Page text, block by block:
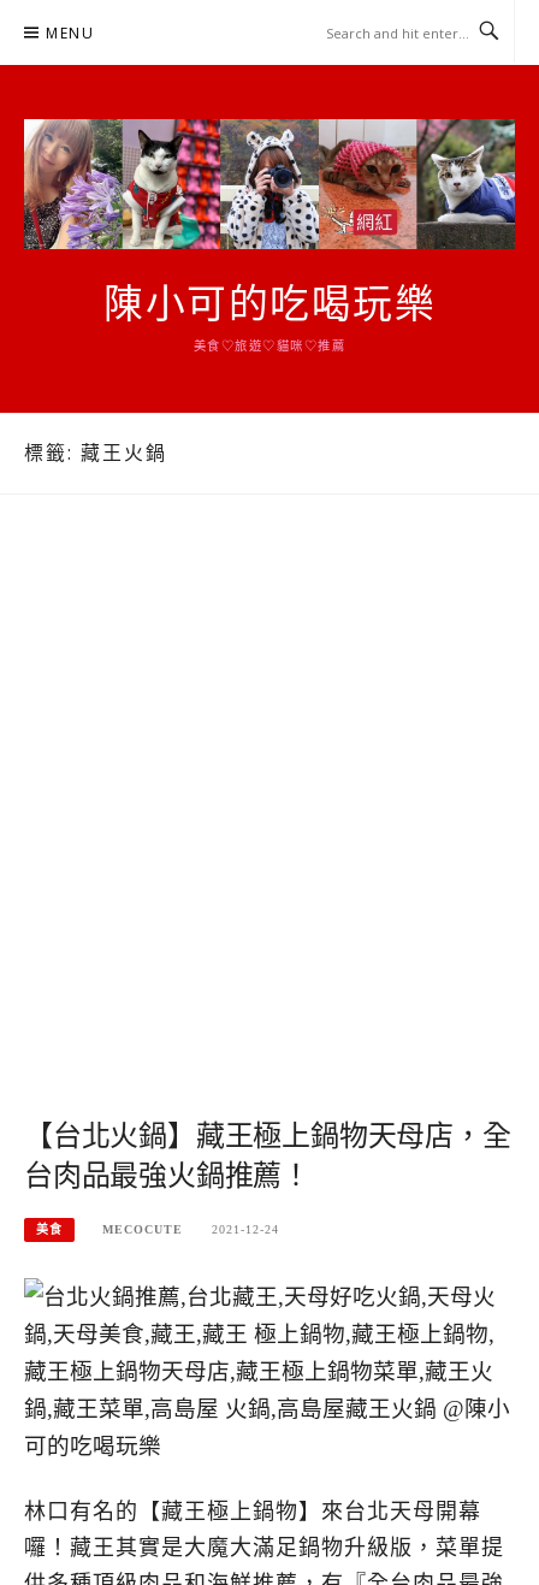
MENU
陳小可的吃喝玩樂
美食♡旅遊♡貓咪♡推薦
標籤: 藏王火鍋
【台北火鍋】藏王極上鍋物天母店，全
台肉品最強火鍋推薦！
美食 MECOCUTE 2021-12-24
林口有名的【藏王極上鍋物】來台北天母開幕
囉！藏王其實是大魔大滿足鍋物升級版，菜單提